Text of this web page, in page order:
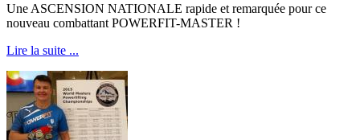
Une ASCENSION NATIONALE rapide et remarquée pour ce
nouveau combattant POWERFIT-MASTER !
Lire la suite ...